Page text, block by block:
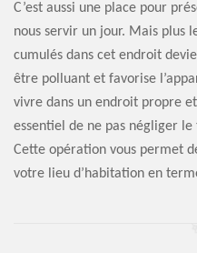
C’est aussi une place pour
nous servir un jour. Mais plus
cumulés dans cet endroit
être polluant et favorise
vivre dans un endroit propre
essentiel de ne pas négliger
Cette opération vous permet
votre lieu d’habitation en